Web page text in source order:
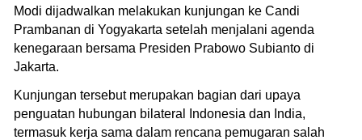
Modi dijadwalkan melakukan kunjungan ke Candi
Prambanan di Yogyakarta setelah menjalani agenda
kenegaraan bersama Presiden Prabowo Subianto di
Jakarta.
Kunjungan tersebut merupakan bagian dari upaya
penguatan hubungan bilateral Indonesia dan India,
termasuk kerja sama dalam rencana pemugaran salah